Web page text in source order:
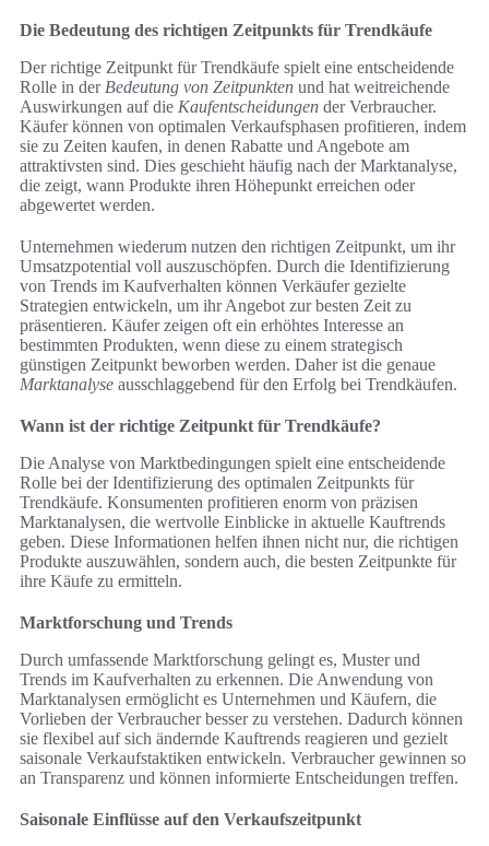
Die Bedeutung des richtigen Zeitpunkts für Trendkäufe
Der richtige Zeitpunkt für Trendkäufe spielt eine entscheidende
Rolle in der Bedeutung von Zeitpunkten und hat weitreichende
Auswirkungen auf die Kaufentscheidungen der Verbraucher.
Käufer können von optimalen Verkaufsphasen profitieren, indem
sie zu Zeiten kaufen, in denen Rabatte und Angebote am
attraktivsten sind. Dies geschieht häufig nach der Marktanalyse,
die zeigt, wann Produkte ihren Höhepunkt erreichen oder
abgewertet werden.
Unternehmen wiederum nutzen den richtigen Zeitpunkt, um ihr
Umsatzpotential voll auszuschöpfen. Durch die Identifizierung
von Trends im Kaufverhalten können Verkäufer gezielte
Strategien entwickeln, um ihr Angebot zur besten Zeit zu
präsentieren. Käufer zeigen oft ein erhöhtes Interesse an
bestimmten Produkten, wenn diese zu einem strategisch
günstigen Zeitpunkt beworben werden. Daher ist die genaue
Marktanalyse ausschlaggebend für den Erfolg bei Trendkäufen.
Wann ist der richtige Zeitpunkt für Trendkäufe?
Die Analyse von Marktbedingungen spielt eine entscheidende
Rolle bei der Identifizierung des optimalen Zeitpunkts für
Trendkäufe. Konsumenten profitieren enorm von präzisen
Marktanalysen, die wertvolle Einblicke in aktuelle Kauftrends
geben. Diese Informationen helfen ihnen nicht nur, die richtigen
Produkte auszuwählen, sondern auch, die besten Zeitpunkte für
ihre Käufe zu ermitteln.
Marktforschung und Trends
Durch umfassende Marktforschung gelingt es, Muster und
Trends im Kaufverhalten zu erkennen. Die Anwendung von
Marktanalysen ermöglicht es Unternehmen und Käufern, die
Vorlieben der Verbraucher besser zu verstehen. Dadurch können
sie flexibel auf sich ändernde Kauftrends reagieren und gezielt
saisonale Verkaufstaktiken entwickeln. Verbraucher gewinnen so
an Transparenz und können informierte Entscheidungen treffen.
Saisonale Einflüsse auf den Verkaufszeitpunkt